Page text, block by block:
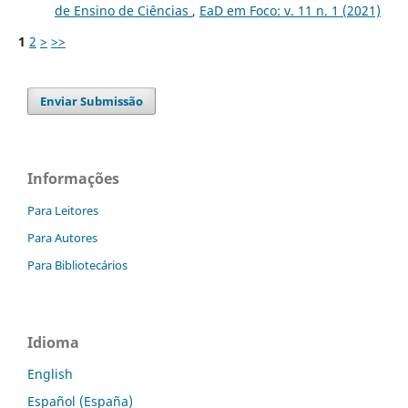
de Ensino de Ciências , EaD em Foco: v. 11 n. 1 (2021)
1 2 > >>
Enviar Submissão
Informações
Para Leitores
Para Autores
Para Bibliotecários
Idioma
English
Español (España)